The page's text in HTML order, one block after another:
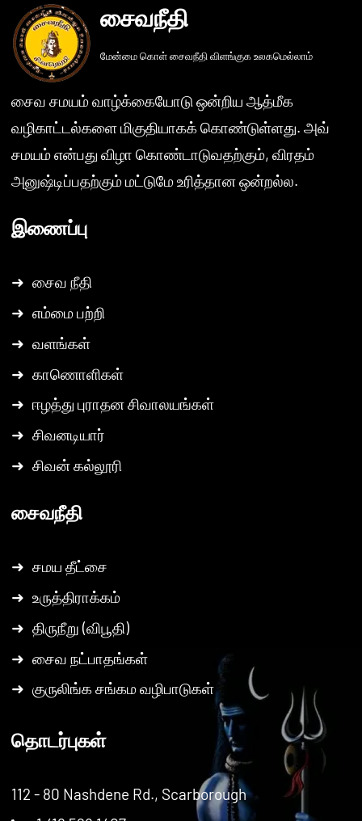
சைவநீதி
மேன்மை கொள் சைவநீதி விளங்குக உலகமெல்லாம்
சைவ சமயம் வாழ்க்கையோடு ஒன்றிய ஆத்மீக
வழிகாட்டல்களை மிகுதியாகக் கொண்டுள்ளது. அவ்
சமயம் என்பது விழா கொண்டாடுவதற்கும், விரதம்
அனுஷ்டிப்பதற்கும் மட்டுமே உரித்தான ஒன்றல்ல.
இணைப்பு
➜ சைவ நீதி
➜ எம்மை பற்றி
➜ வளங்கள்
➜ காணொளிகள்
➜ ஈழத்து புராதன சிவாலயங்கள்
➜ சிவனடியார்
➜ சிவன் கல்லூரி
சைவநீதி
➜ சமய தீட்சை
➜ உருத்திராக்கம்
➜ திருநீறு (விபூதி)
➜ சைவ நட்பாதங்கள்
➜ குருலிங்க சங்கம வழிபாடுகள்
தொடர்புகள்
112 - 80 Nashdene Rd., Scarborough